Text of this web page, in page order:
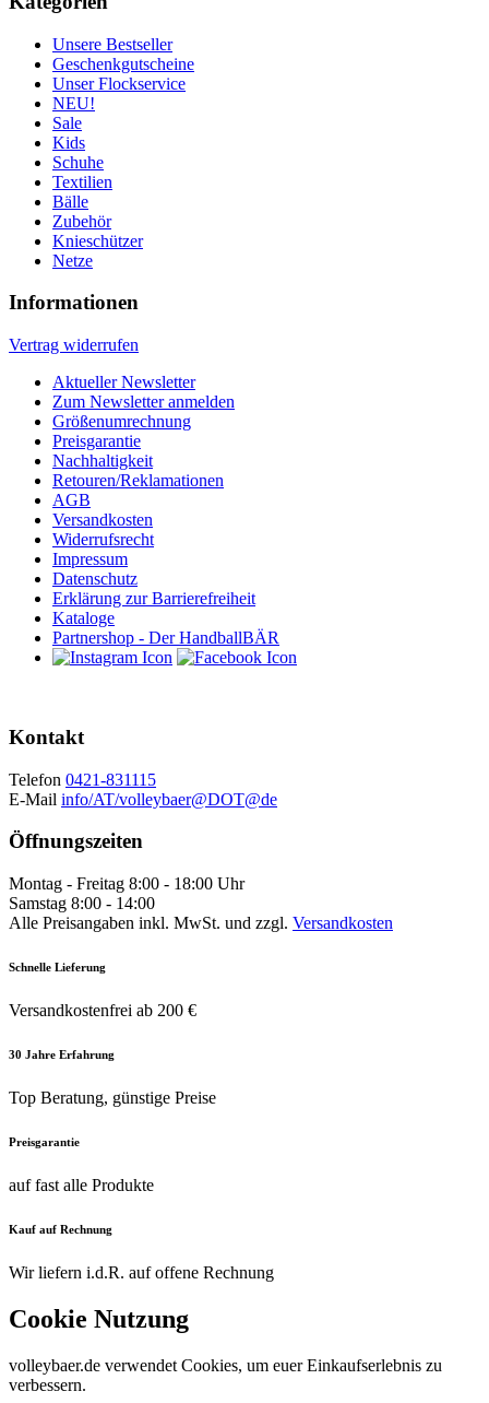
Unsere Bestseller
Geschenkgutscheine
Unser Flockservice
NEU!
Sale
Kids
Schuhe
Textilien
Bälle
Zubehör
Knieschützer
Netze
Informationen
Vertrag widerrufen
Aktueller Newsletter
Zum Newsletter anmelden
Größenumrechnung
Preisgarantie
Nachhaltigkeit
Retouren/Reklamationen
AGB
Versandkosten
Widerrufsrecht
Impressum
Datenschutz
Erklärung zur Barrierefreiheit
Kataloge
Partnershop - Der HandballBÄR
Kontakt
Telefon 0421-831115
E-Mail info/AT/volleybaer@DOT@de
Öffnungszeiten
Montag - Freitag 8:00 - 18:00 Uhr
Samstag 8:00 - 14:00
Alle Preisangaben inkl. MwSt. und zzgl. Versandkosten
Schnelle Lieferung
Versandkostenfrei ab 200 €
30 Jahre Erfahrung
Top Beratung, günstige Preise
Preisgarantie
auf fast alle Produkte
Kauf auf Rechnung
Wir liefern i.d.R. auf offene Rechnung
Cookie Nutzung
volleybaer.de verwendet Cookies, um euer Einkaufserlebnis zu
verbessern.